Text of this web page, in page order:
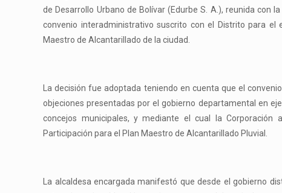
de Desarrollo Urbano de Bolívar (Edurbe S. A.), reunida con
convenio interadministrativo suscrito con el Distrito para
Maestro de Alcantarillado de la ciudad.
La decisión fue adoptada teniendo en cuenta que el
objeciones presentadas por el gobierno departamental en
concejos municipales, y mediante el cual la
Participación para el Plan Maestro de Alcantarillado Pluvial.
La alcaldesa encargada manifestó que desde el gobierno